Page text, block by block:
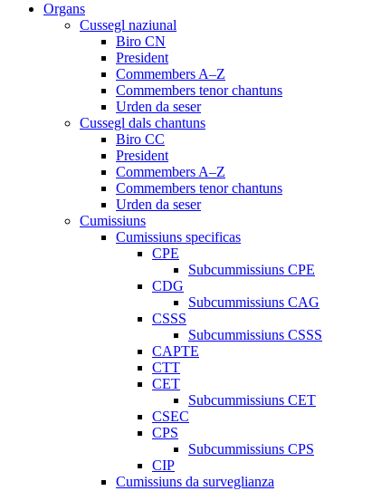
Organs
Cussegl naziunal
Biro CN
President
Commembers A–Z
Commembers tenor chantuns
Urden da seser
Cussegl dals chantuns
Biro CC
President
Commembers A–Z
Commembers tenor chantuns
Urden da seser
Cumissiuns
Cumissiuns specificas
CPE
Subcummissiuns CPE
CDG
Subcummissiuns CAG
CSSS
Subcummissiuns CSSS
CAPTE
CTT
CET
Subcummissiuns CET
CSEC
CPS
Subcummissiuns CPS
CIP
Cumissiuns da surveglianza